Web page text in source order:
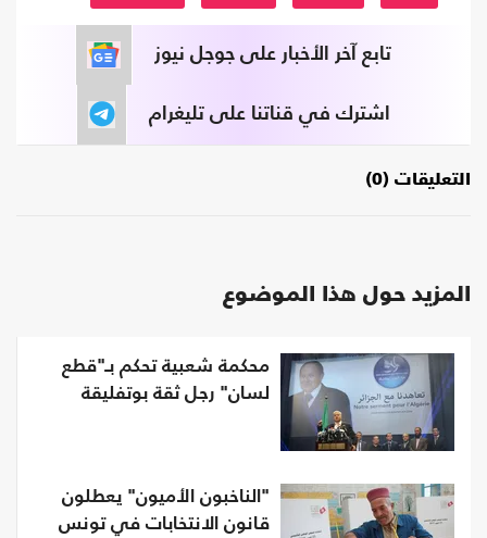
تابع آخر الأخبار على جوجل نيوز
اشترك في قناتنا على تليغرام
التعليقات (0)
المزيد حول هذا الموضوع
محكمة شعبية تحكم بـ"قطع
لسان" رجل ثقة بوتفليقة
"الناخبون الأميون" يعطلون
قانون الانتخابات في تونس